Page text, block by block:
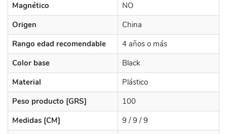
Magnético
NO
Origen
China
Rango edad recomendable
4 años o más
Color base
Black
Material
Plástico
Peso producto [GRS]
100
Medidas [CM]
9 / 9 / 9